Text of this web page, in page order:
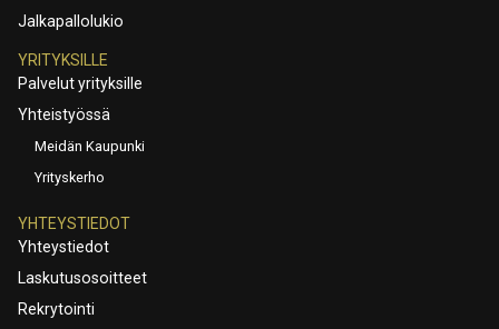
Jalkapallolukio
YRITYKSILLE
Palvelut yrityksille
Yhteistyössä
Meidän Kaupunki
Yrityskerho
YHTEYSTIEDOT
Yhteystiedot
Laskutusosoitteet
Rekrytointi